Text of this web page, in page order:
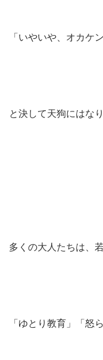
「いやいや、オカケ
と決して天狗にはなり
多くの大人たちは、
「ゆとり教育」「怒